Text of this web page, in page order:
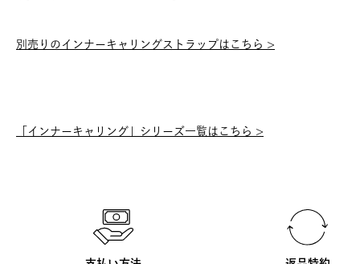
別売りのインナーキャリングストラップはこちら >
「インナーキャリング」シリーズ一覧はこちら >